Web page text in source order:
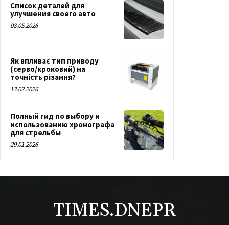
Список деталей для
улучшения своего авто
08.05.2026
Як впливає тип приводу
(серво/кроковий) на
точність різання?
13.02.2026
Полный гид по выбору и
использованию хронографа
для стрельбы
29.01.2026
TIMES.DNEPR